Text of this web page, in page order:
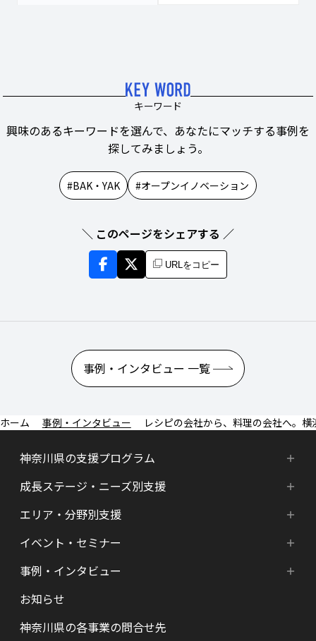
キーワード
興味のあるキーワードを選んで、あなたにマッチする事例を
探してみましょう。
BAK・YAK オープンイノベーション
＼ このページをシェアする ／
URLをコピー
事例・インタビュー 一覧
事例・インタビュー レシピの会社から、料理の会社へ。
神奈川県の支援プログラム
神奈川県の支援プログラム
HATSU-SHINKANAGAWA
HATSU起業家支援プログラム
SHINみなとみらい
成長ステージ・ニーズ別支援
成長ステージ・ニーズ別支援
起業準備期支援（アイデア段階）
シード期支援（事業創出段階）
アーリー期支援（事業拡大段階）
エリア・分野別支援
エリア・分野別支援
HATSU-SHIN の支援拠点
県内の支援拠点・コミュニティー
イベント・セミナー
新着情報
カレンダー
事例・インタビュー
インタビュー（一覧）
お知らせ
神奈川県の各事業の問合せ先